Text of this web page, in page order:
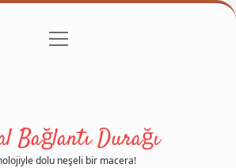
Gizlilik Politikası
menüyü
Bağlantı Durağı
dolu neşeli bir macera!